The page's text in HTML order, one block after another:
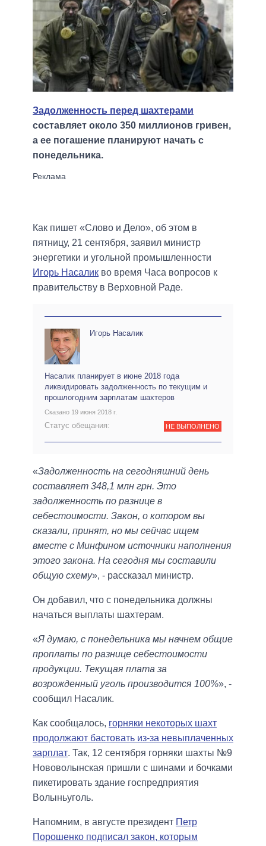
Задолженность перед шахтерами
составляет около 350 миллионов гривен,
а ее погашение планируют начать с
понедельника.
Как пишет «Слово и Дело», об этом в
пятницу, 21 сентября, заявил министр
энергетики и угольной промышленности
Игорь Насалик во время Часа вопросов к
правительству в Верховной Раде.
Игорь Насалик
Насалик планирует в июне 2018 года
ликвидировать задолженность по текущим и
прошлогодним зарплатам шахтеров
Сказано 19 июня 2018 г.
Статус обещания: НЕ ВЫПОЛНЕНО
«Задолженность на сегодняшний день
составляет 348,1 млн грн. Это
задолженность по разнице в
себестоимости. Закон, о котором вы
сказали, принят, но мы сейчас ищем
вместе с Минфином источники наполнения
этого закона. На сегодня мы составили
общую схему», - рассказал министр.
Он добавил, что с понедельника должны
начаться выплаты шахтерам.
«Я думаю, с понедельника мы начнем общие
проплаты по разнице себестоимости
продукции. Текущая плата за
возрожденный уголь производится 100%», -
сообщил Насалик.
Как сообщалось, горняки некоторых шахт
продолжают бастовать из-за невыплаченных
зарплат. Так, 12 сентября горняки шахты №9
Нововолынская пришли с шинами и бочками
пикетировать здание госпредприятия
Волыньуголь.
Напомним, в августе президент Петр
Порошенко подписал закон, которым